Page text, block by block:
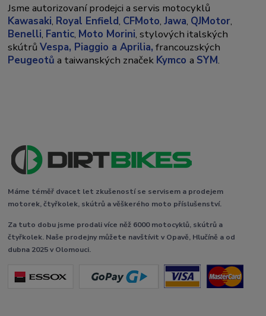
Jsme autorizovaní prodejci a servis motocyklů
Kawasaki, Royal Enfield, CFMoto,Jawa, QJMotor,
Benelli, Fantic, Moto Morini, stylových italských
skútrůVespa, Piaggio a Aprilia, francouzských
Peugeotů a taiwanských značek Kymcoa SYM.
Máme téměř dvacet let zkušeností se servisem a prodejem
motorek, čtyřkolek, skútrů a věškerého moto příslušenství.
Za tuto dobu jsme prodali více něž 6000 motocyklů, skútrů a
čtyřkolek. Naše prodejny můžete navštívit v Opavě, Hlučíně a od
dubna 2025 v Olomouci.